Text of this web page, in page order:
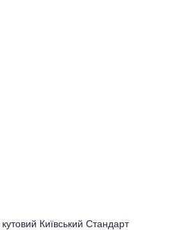
Київський Стандарт